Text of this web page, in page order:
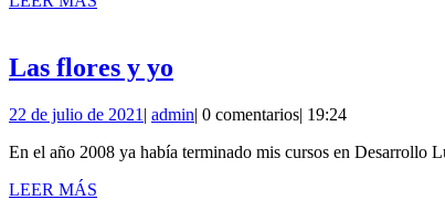
Las flores y yo
y
yo
22 de julio de 2021 22
julio
| adminadmin
| 0 comentarios| 19:24
En el año 2008 ya había terminado mis cursos en Desarrollo
LEER MÁS